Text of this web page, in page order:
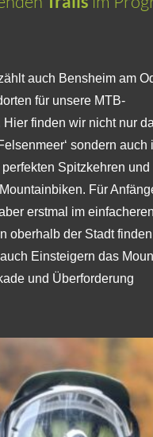
auch Bensheim am
für unsere MTB-
Hier finden wir nicht nur
sondern auch
Spitzkehren und
Für
erstmal im
oberhalb der Stadt
Einsteigern das
und Überforderung